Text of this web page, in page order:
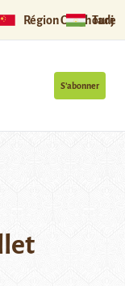
Région Ouïghoure
S’abonner